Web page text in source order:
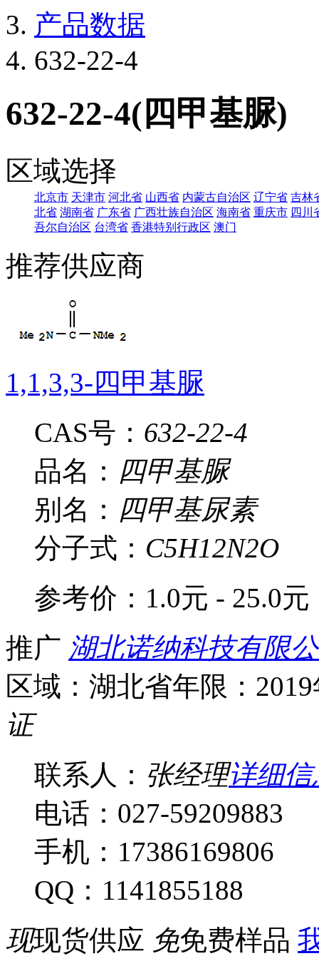
产品数据
632-22-4
632-22-4(四甲基脲)
区域选择
北京市 天津市 河北省 山西省 内蒙古自治区 辽宁省 吉林
北省 湖南省 广东省 广西壮族自治区 海南省 重庆市 四川
吾尔自治区 台湾省 香港特别行政区 澳门
推荐供应商
1,1,3,3-四甲基脲
CAS号： 632-22-4
品名： 四甲基脲
别名： 四甲基尿素
分子式： C5H12N2O
参考价： 1.0元 - 25.0元
推广 湖北诺纳科技有限
区域：湖北省年限：
证
联系人： 张经理详细信
电话：027-59209883
手机：17386169806
QQ：1141855188
现现货供应 免免费样品